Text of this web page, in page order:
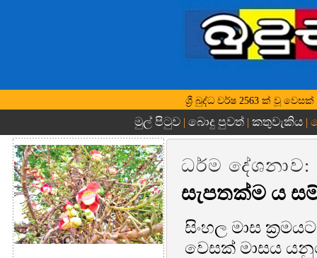
ශ්‍රී බුද්ධ වර්ෂ 2563 ක් වූ වෙසක්
මුල් පිටුව | බොදු පුවත් | කතුවැකිය |
ධර්ම දේශනාව:
සැපතක්ම ය
සිංහල මාස
වෙසක් මාසය